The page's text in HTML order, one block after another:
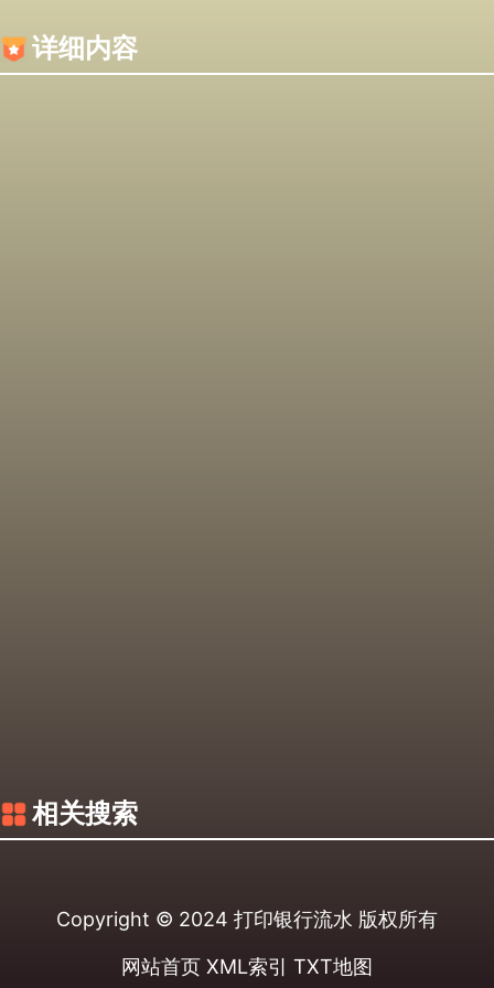
详细内容
相关搜索
Copyright © 2024 打印银行流水 版权所有
网站首页 XML索引 TXT地图